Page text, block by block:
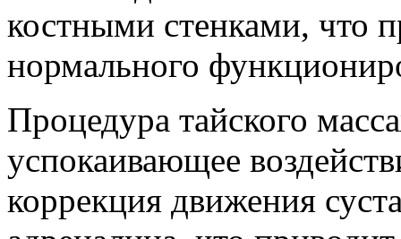
костными стенками, что
нормального
Процедура тайского
успокаивающее
коррекция движения